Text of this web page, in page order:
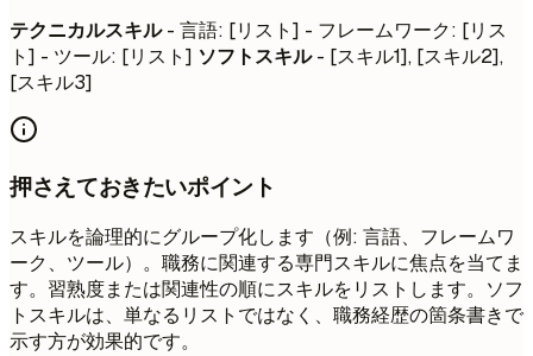
テクニカルスキル- 言語: [リスト] - フレームワーク: [リス
ト] - ツール: [リスト] ソフトスキル- [スキル1], [スキル2],
[スキル3]
押さえておきたいポイント
スキルを論理的にグループ化します（例: 言語、フレームワ
ーク、ツール）。職務に関連する専門スキルに焦点を当てま
す。習熟度または関連性の順にスキルをリストします。ソフ
トスキルは、単なるリストではなく、職務経歴の箇条書きで
示す方が効果的です。